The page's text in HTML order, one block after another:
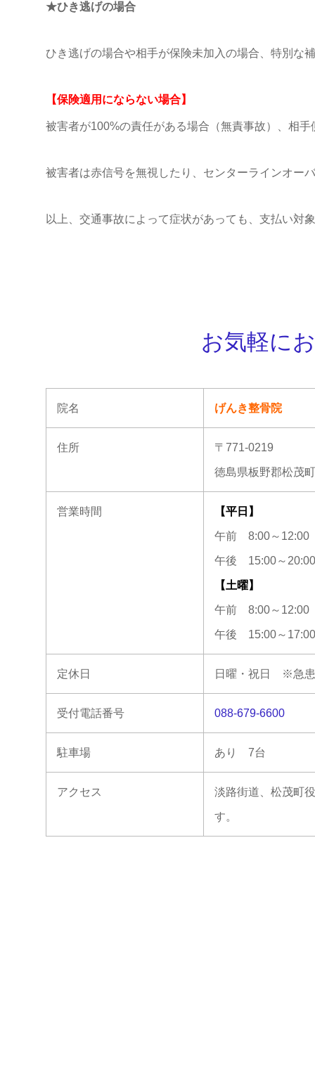
★ひき逃げの場合
ひき逃げの場合や相手が保険未加入の場合、特別な
【保険適用にならない場合】
被害者が100%の責任がある場合（無責事故）、相
被害者は赤信号を無視したり、センターラインオー
以上、交通事故によって症状があっても、支払い対
お気軽に
院名 げんき整骨院
住所 〒771-0219
徳島県板野郡松茂
営業時間 【平日】
午前 8:00～12:00
午後 15:00～20:00
【土曜】
午前 8:00～12:00
午後 15:00～17:00
定休日 日曜・祝日 ※急患
受付電話番号 088-679-6600
駐車場 あり 7台
アクセス 淡路街道、松茂町
す。